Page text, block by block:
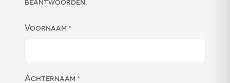
Voornaam *
Achternaam *